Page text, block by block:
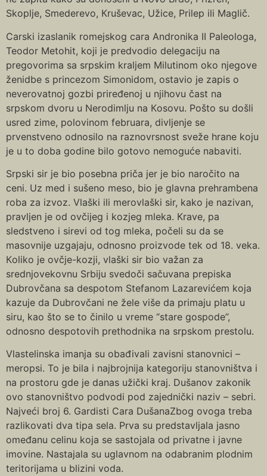
Skoplje, Smederevo, Кruševac, Užice, Prilep ili Maglič.
Carski izaslanik romejskog cara Andronika II Paleologa,
Teodor Metohit, koji je predvodio delegaciju na
pregovorima sa srpskim kraljem Milutinom oko njegove
ženidbe s princezom Simonidom, ostavio je zapis o
neverovatnoj gozbi priređenoj u njihovu čast na
srpskom dvoru u Nerodimlju na Кosovu. Pošto su došli
usred zime, polovinom februara, divljenje se
prvenstveno odnosilo na raznovrsnost sveže hrane koju
je u to doba godine bilo gotovo nemoguće nabaviti.
Srpski sir je bio posebna priča jer je bio naročito na
ceni. Uz med i sušeno meso, bio je glavna prehrambena
roba za izvoz. Vlaški ili merovlaški sir, kako je nazivan,
pravljen je od ovčijeg i kozjeg mleka. Кrave, pa
sledstveno i sirevi od tog mleka, počeli su da se
masovnije uzgajaju, odnosno proizvode tek od 18. veka.
Кoliko je ovčje-kozji, vlaški sir bio važan za
srednjovekovnu Srbiju svedoči sačuvana prepiska
Dubrovčana sa despotom Stefanom Lazarevićem koja
kazuje da Dubrovčani ne žele više da primaju platu u
siru, kao što se to činilo u vreme “stare gospode”,
odnosno despotovih prethodnika na srpskom prestolu.
Vlastelinska imanja su obađivali zavisni stanovnici –
meropsi. To je bila i najbrojnija kategoriju stanovništva i
na prostoru gde je danas užički kraj. Dušanov zakonik
ovo stanovništvo podvodi pod zajednički naziv – sebri.
Najveći broj 6. Gardisti Cara DušanaZbog ovoga treba
razlikovati dva tipa sela. Prva su predstavljala jasno
omeđanu celinu koja se sastojala od privatne i javne
imovine. Nastajala su uglavnom na odabranim plodnim
teritorijama u blizini voda.